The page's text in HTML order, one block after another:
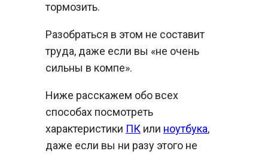
тормозить.
Разобраться в этом не составит
труда, даже если вы «не очень
сильны в компе».
Ниже расскажем обо всех
способах посмотреть
характеристики ПК или ноутбука,
даже если вы ни разу этого не